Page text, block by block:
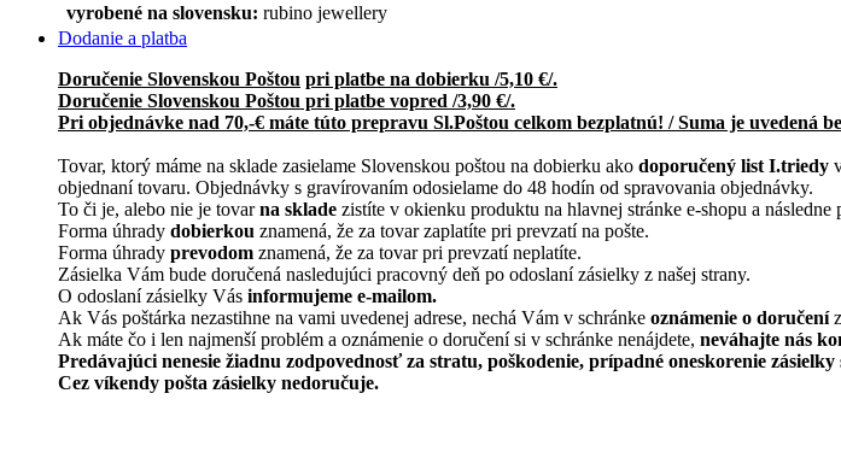
vyrobené na slovensku: rubino jewellery
Dodanie a platba
Doručenie Slovenskou Poštou pri platbe na dobierku /5,10 €/.
Doručenie Slovenskou Poštou pri platbe vopred /3,90 €/.
Pri objednávke nad 70,-€ máte túto prepravu Sl.Poštou celkom bezplatnú! / Suma je uvedená
Tovar, ktorý máme na sklade zasielame Slovenskou poštou na dobierku ako doporučený list I.triedy
objednaní tovaru. Objednávky s gravírovaním odosielame do 48 hodín od spravovania objednávky.
To či je, alebo nie je tovarna sklade zistíte v okienku produktu na hlavnej stránke e-shopu a
Forma úhrady dobierkou znamená, že za tovar zaplatíte pri prevzatí na pošte.
Forma úhrady prevodom znamená, že za tovar pri prevzatí neplatíte.
Zásielka Vám bude doručená nasledujúci pracovný deň po odoslaní zásielky z našej strany.
O odoslaní zásielky Vás informujeme e-mailom.
Ak Vás poštárka nezastihne na vami uvedenej adrese, nechá Vám v schránke oznámenie o doručení
Ak máte čo i len najmenší problém a oznámenie o doručení si v schránke nenájdete, neváhajte nás
Predávajúci nenesie žiadnu zodpovednosť za stratu, poškodenie, prípadné oneskorenie
Cez víkendy pošta zásielky nedoručuje.